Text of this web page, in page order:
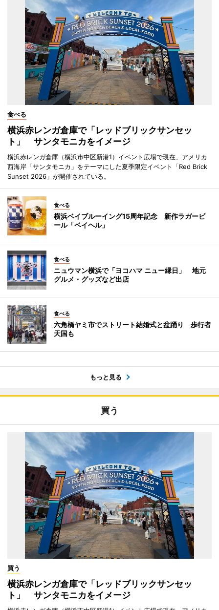
食べる
横浜赤レンガ倉庫で「レッドブリックサンセッ
ト」 サンタモニカをイメージ
横浜赤レンガ倉庫（横浜市中区新港1）イベント広場で現在、アメリカ
西海岸「サンタモニカ」をテーマにした夏季限定イベント「Red Brick
Sunset 2026」が開催されている。
食べる
横浜ベイブルーイング15周年記念 新作ラガービ
ール「ベイヘル」
食べる
ニュウマン横浜で「ヨコハマ ニュー縁日」 地元
グルメ・グッズなど出店
食べる
六角橋ヤミ市でストリート結婚式と盆踊り 歩行者
天国も
もっと見る
買う
買う
横浜赤レンガ倉庫で「レッドブリックサンセッ
ト」 サンタモニカをイメージ